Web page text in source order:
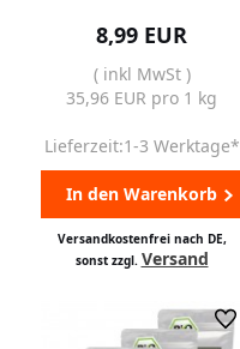
8,99 EUR
( inkl MwSt )
35,96 EUR pro 1 kg
Lieferzeit:1-3 Werktage*
In den Warenkorb
Versandkostenfrei nach DE,
sonst zzgl. Versand